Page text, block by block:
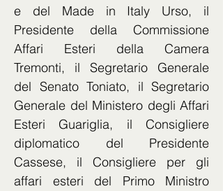
e del Made in Italy Urso, il
Presidente della Commissione
Affari Esteri della Camera
Tremonti, il Segretario Generale
del Senato Toniato, il Segretario
Generale del Ministero degli Affari
Esteri Guariglia, il Consigliere
diplomatico del Presidente
Cassese, il Consigliere per gli
affari esteri del Primo Ministro